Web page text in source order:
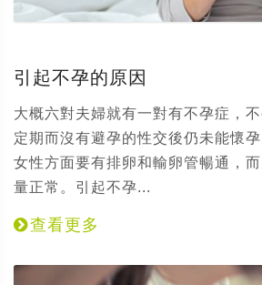
引起不孕的原因
大概六對夫婦就有一對有不孕症，
定期而沒有避孕的性交後仍未能懷
女性方面要有排卵和輸卵管暢通，
量正常。引起不孕...
查看更多